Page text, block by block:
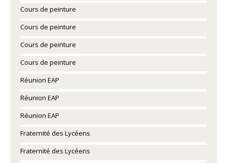
Cours de peinture
Cours de peinture
Cours de peinture
Cours de peinture
Réunion EAP
Réunion EAP
Réunion EAP
Fraternité des Lycéens
Fraternité des Lycéens